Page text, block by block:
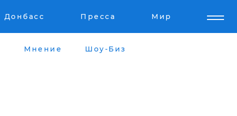
Донбасс Пресса Мир
Мнение Шоу-Биз